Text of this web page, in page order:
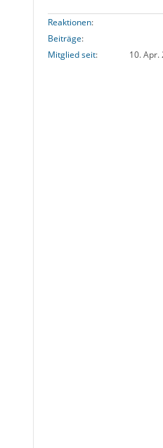
Reaktionen
Beiträge
Mitglied seit
10. Apr.